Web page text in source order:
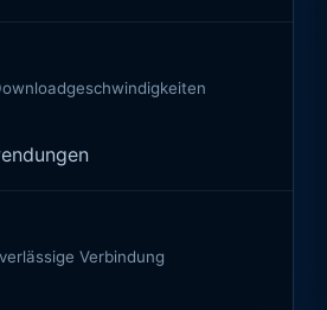
Verbindung